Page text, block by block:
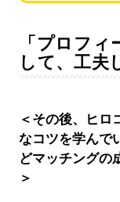
「プロフ
して、工夫
＜その後、ヒロ
なコツを学んで
どマッチングの
＞